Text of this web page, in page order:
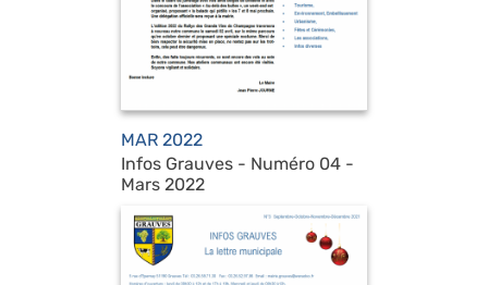
MAR 2022
Infos Grauves - Numéro 04 -
Mars 2022